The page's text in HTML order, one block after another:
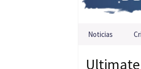
Saltar al
Noticias